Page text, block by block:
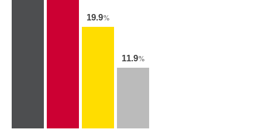
19.9%
11.9%